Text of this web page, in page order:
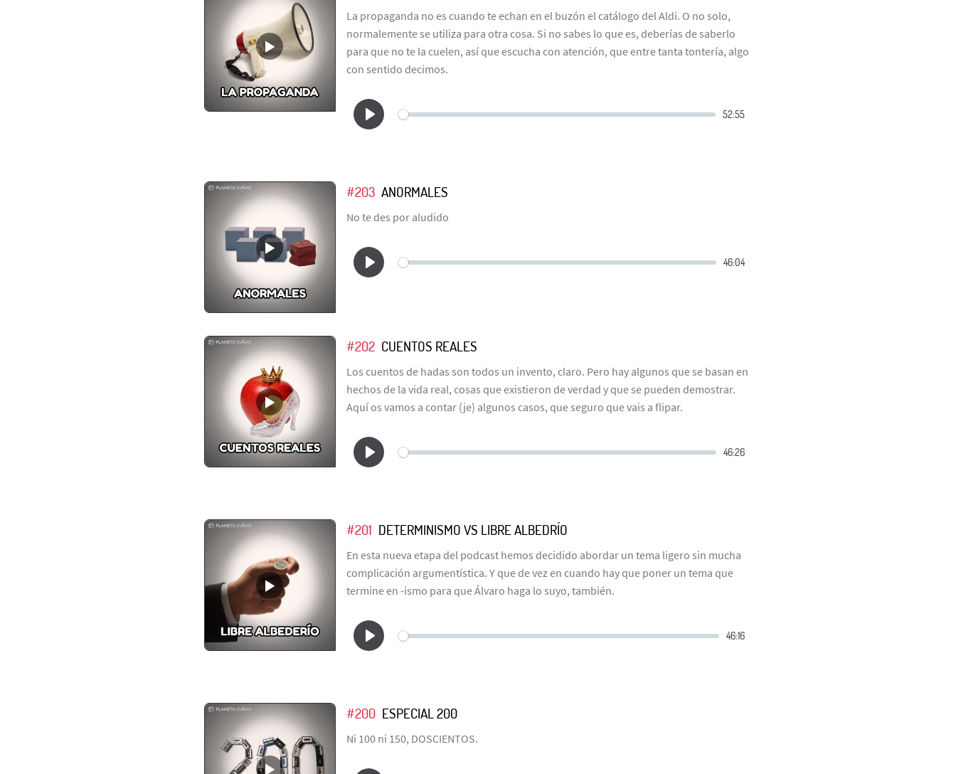
La propaganda no es cuando te echan en el buzón el catálogo del Aldi. O no solo,
normalemente se utiliza para otra cosa. Si no sabes lo que es, deberías de saberlo
para que no te la cuelen, así que escucha con atención, que entre tanta tontería, algo
con sentido decimos.
#203 ANORMALES
No te des por aludido
#202 CUENTOS REALES
Los cuentos de hadas son todos un invento, claro. Pero hay algunos que se basan en
hechos de la vida real, cosas que existieron de verdad y que se pueden demostrar.
Aquí os vamos a contar (je) algunos casos, que seguro que vais a flipar.
#201 DETERMINISMO VS LIBRE ALBEDRÍO
En esta nueva etapa del podcast hemos decidido abordar un tema ligero sin mucha
complicación argumentística. Y que de vez en cuando hay que poner un tema que
termine en -ismo para que Álvaro haga lo suyo, también.
#200 ESPECIAL 200
Ni 100 ni 150, DOSCIENTOS.